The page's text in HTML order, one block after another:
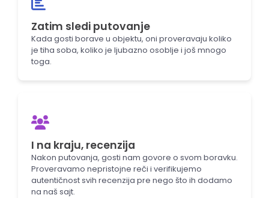
Zatim sledi putovanje
Kada gosti borave u objektu, oni proveravaju koliko
je tiha soba, koliko je ljubazno osoblje i još mnogo
toga.
I na kraju, recenzija
Nakon putovanja, gosti nam govore o svom boravku.
Proveravamo nepristojne reči i verifikujemo
autentičnost svih recenzija pre nego što ih dodamo
na naš sajt.